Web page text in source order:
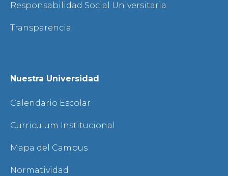
Responsabilidad Social Universitaria
Transparencia
Nuestra Universidad
Calendario Escolar
Curriculum Institucional
Mapa del Campus
Normatividad